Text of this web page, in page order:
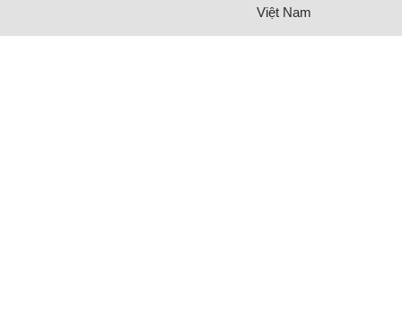
Việt Nam